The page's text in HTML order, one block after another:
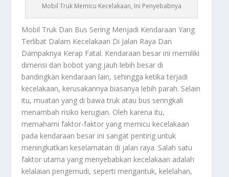
Mobil Truk Memicu Kecelakaan, Ini Penyebabnya
Mobil Truk Dan Bus Sering Menjadi Kendaraan Yang
Terlibat Dalam Kecelakaan Di Jalan Raya Dan
Dampaknya Kerap Fatal. Kendaraan besar ini memiliki
dimensi dan bobot yang jauh lebih besar di
bandingkan kendaraan lain, sehingga ketika terjadi
kecelakaan, kerusakannya biasanya lebih parah. Selain
itu, muatan yang di bawa truk atau bus seringkali
menambah risiko kerugian. Oleh karena itu,
memahami faktor-faktor yang memicu kecelakaan
pada kendaraan besar ini sangat penting untuk
meningkatkan keselamatan di jalan raya. Salah satu
faktor utama yang menyebabkan kecelakaan adalah
kelalaian pengemudi, seperti mengantuk, kelelahan,